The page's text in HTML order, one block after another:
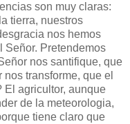
son muy claras:
tierra, nuestros
nos hemos
Señor. Pretendemos
nos santifique, que
transforme, que el
El agricultor, aunque
de la meteorologia,
tiene claro que